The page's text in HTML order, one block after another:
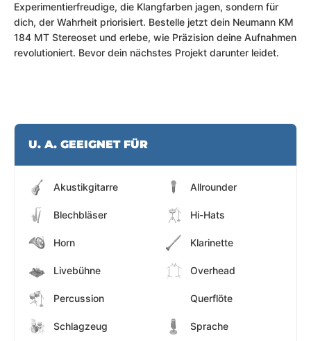
Experimentierfreudige, die Klangfarben jagen, sondern für
dich, der Wahrheit priorisiert. Bestelle jetzt dein Neumann KM
184 MT Stereoset und erlebe, wie Präzision deine Aufnahmen
revolutioniert. Bevor dein nächstes Projekt darunter leidet.
U. A. GEEIGNET FÜR
Akustikgitarre Allrounder
Blechbläser Hi-Hats
Horn Klarinette
Livebühne Overhead
Percussion Querflöte
Schlagzeug Sprache